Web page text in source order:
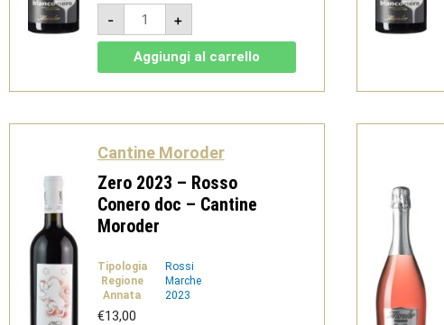
-
BianCònero
2024
-
Moscato
Naturale
-
Cantine
+
Aggiungi al carrello
Cantine Moroder
Zero 2023 – Rosso
Conero doc – Cantine
Moroder
Tipologia
Rossi
Regione
Marche
Annata
2023
€13,00